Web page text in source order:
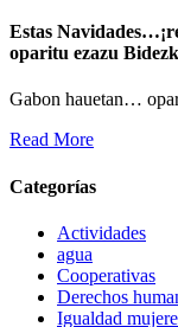
Estas
oparitu ezazu
Gabon hauetan…
Read More
Categorías
Actividades
agua
Cooperativas
Derechos
Igualdad